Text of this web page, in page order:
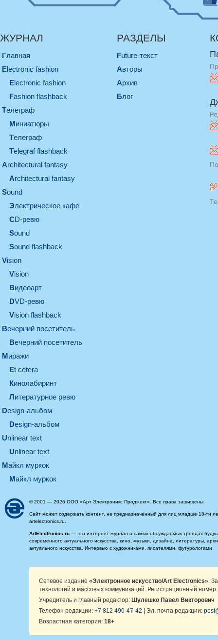
ЖУРНАЛ
Главная
electronic fashion
electronic fashion
Fashion flashback
телеграф
миниатюры
телеграф
Telegraf flashback
architectural fantasy
architectural fantasy
sound
электрическое кафе
CD-ревю
sound
Sound flashback
vision
vision
видеоарт
DVD-ревю
Vision flashback
вечерний посетитель
вечерний посетитель
миражи
et cetera
кинолабиринт
литературное ревю
design-альбом
design-альбом
unlinear text
Unlinear text
майкл муркок
майкл муркок
РАЗДЕЛЫ
Future-текст
Авторы
Архив
Блог
© 2001 — 2026 ООО «Арт Электроникс Проджект». Все права защищены.
Сайт может содержать контент, не предназначенный для лиц младше 18-ти
artelectronics.ru.
ArtElectronics.ru — это интернет-журнал о самых обсуждаемых трендах
современного актуального искусства, кино, музыки, дизайна, литературы,
актуального искусства. Интервью с художниками, писателями, футурологами
Сетевое издание «Электронное искусство/Art Electronics» .
технологий и массовых коммуникаций. Регистрационный
Учредитель и главный редактор: Шулешко Павел Викторович
Телефон редакции: +7 812 490-47-42 | Эл. почта редакции:
Возрастная категория: 18+